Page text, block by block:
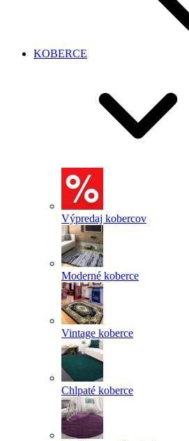
KOBERCE
Výpredaj kobercov
Moderné koberce
Vintage koberce
Chlpaté koberce